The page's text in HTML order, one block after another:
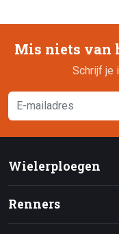
Mis niets van
Schrijf je
Wielerploegen
Renners